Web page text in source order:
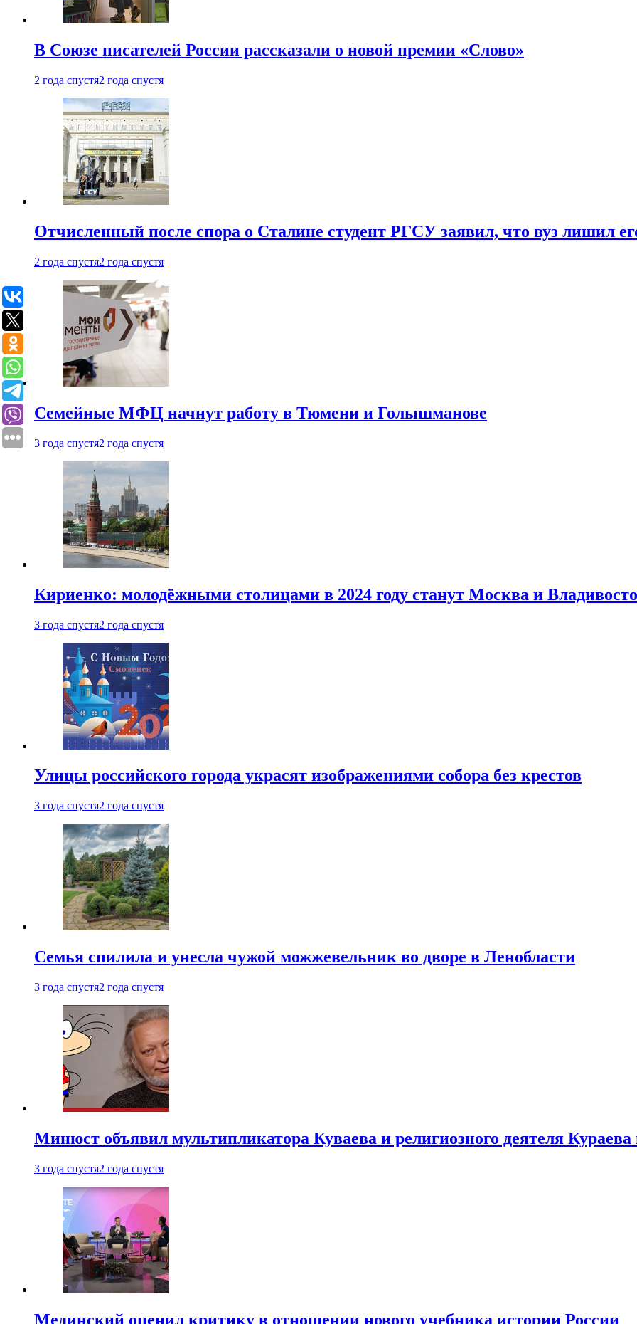
В Союзе писателей России рассказали о новой премии «Слово»
2 года спустя2 года спустя
Отчисленный после спора о Сталине студент РГСУ заявил, что вуз лишил
2 года спустя2 года спустя
Семейные МФЦ начнут работу в Тюмени и Голышманове
3 года спустя2 года спустя
Кириенко: молодёжными столицами в 2024 году станут Москва и
3 года спустя2 года спустя
Улицы российского города украсят изображениями собора без крестов
3 года спустя2 года спустя
Семья спилила и унесла чужой можжевельник во дворе в Ленобласти
3 года спустя2 года спустя
Минюст объявил мультипликатора Куваева и религиозного деятеля
3 года спустя2 года спустя
Мединский оценил критику в отношении нового учебника истории России